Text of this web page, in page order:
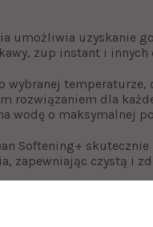
umożliwia uzyskanie
zup instant i innych
wybranej
rozwiązaniem dla
wodę o maksymalnej
Softening+
zapewniając czystą i